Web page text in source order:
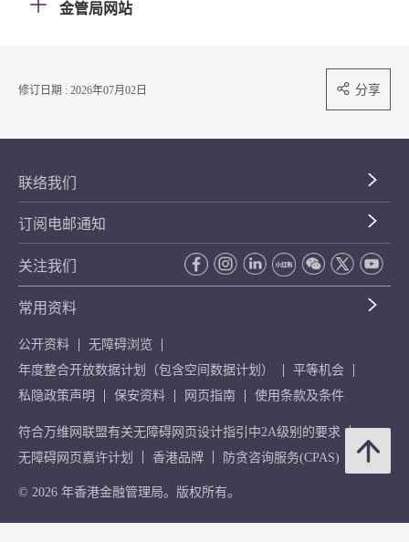
金管局网站
修订日期 : 2026年07月02日 分享
联络我们
订阅电邮通知
关注我们
常用资料
公开资料
无障碍浏览
年度整合开放数据计划（包含空间数据计划）
平等机会
私隐政策声明
保安资料 网页指南 使用条款及条件
符合万维网联盟有关无障碍网页设计指引中2A级别的要求
无障碍网页嘉许计划
香港品牌 防贪咨询服务(CPAS)
© 2026 年香港金融管理局。版权所有。